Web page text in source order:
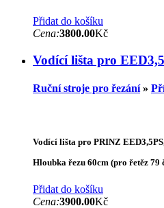
Přidat do košíku
Cena:3800.00Kč
Vodící lišta pro
Ruční stroje pro řezání»
Vodící lišta pro PRINZ
Hloubka řezu 60cm (pro řetěz 79
Přidat do košíku
Cena:3900.00Kč